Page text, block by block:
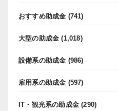
おすすめ助成金 (741)
大型の助成金 (1,018)
設備系の助成金 (986)
雇用系の助成金 (597)
IT・観光系の助成金 (290)